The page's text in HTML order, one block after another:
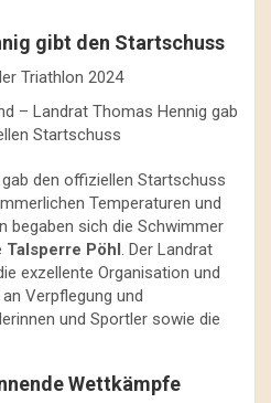
gibt den Startschuss
– Landrat Thomas Hennig gab
Startschuss
gab den offiziellen Startschuss
Temperaturen und
begaben sich die Schwimmer
Talsperre Pöhl. Der Landrat
exzellente Organisation und
Verpflegung und
und Sportler sowie die
Wettkämpfe